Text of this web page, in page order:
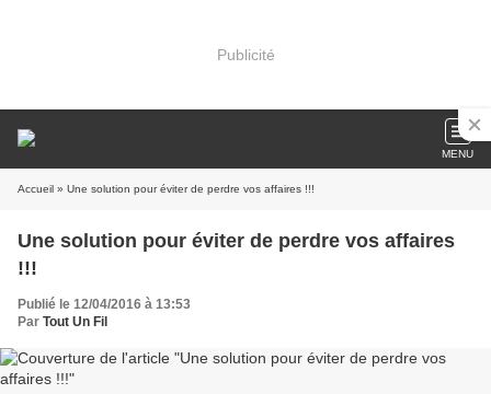
Publicité
MENU
Accueil » Une solution pour éviter de perdre vos affaires !!!
Une solution pour éviter de perdre vos affaires
!!!
Publié le 12/04/2016 à 13:53
Par Tout Un Fil